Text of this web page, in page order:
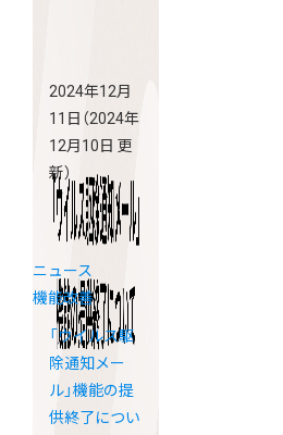
2024年12月
11日 （2024年
12月10日 更
新）
ニュース
機能改善
「ウイルス駆
除通知メー
ル」機能の提
供終了につい